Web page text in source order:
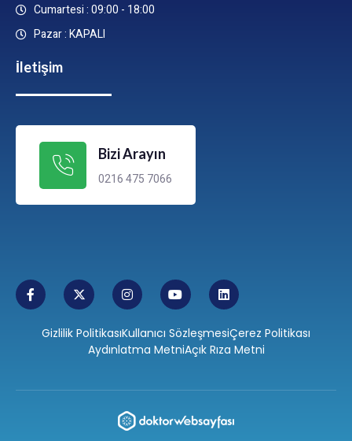
Cumartesi : 09:00 - 18:00
Pazar : KAPALI
İletişim
Bizi Arayın
0216 475 7066
Gizlilik PolitikasıKullanıcı SözleşmesiÇerez Politikası
Aydınlatma MetniAçık Rıza Metni